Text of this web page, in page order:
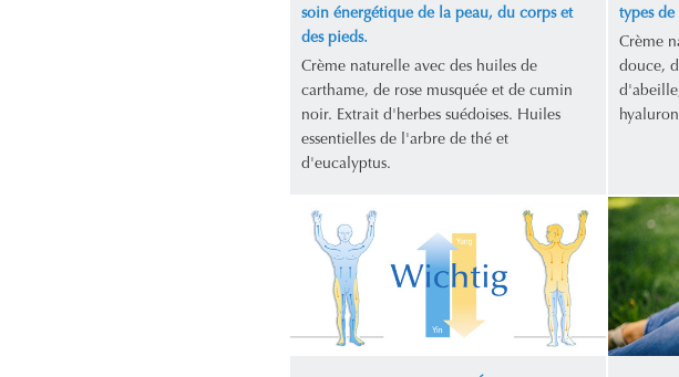
soin énergétique de la peau, du corps et
des pieds.
Crème naturelle avec des huiles de
carthame, de rose musquée et de cumin
noir. Extrait d'herbes suédoises. Huiles
essentielles de l'arbre de thé et
d'eucalyptus.
types
Crème
douce,